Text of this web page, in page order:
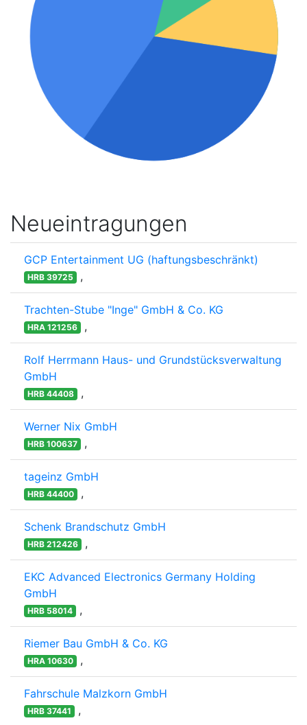
Neueintragungen
GCP Entertainment UG (haftungsbeschränkt)
HRB 39725 ,
Trachten-Stube "Inge" GmbH & Co. KG
HRA 121256 ,
Rolf Herrmann Haus- und Grundstücksverwaltung
GmbH
HRB 44408 ,
Werner Nix GmbH
HRB 100637 ,
tageinz GmbH
HRB 44400 ,
Schenk Brandschutz GmbH
HRB 212426 ,
EKC Advanced Electronics Germany Holding
GmbH
HRB 58014 ,
Riemer Bau GmbH & Co. KG
HRA 10630 ,
Fahrschule Malzkorn GmbH
HRB 37441 ,